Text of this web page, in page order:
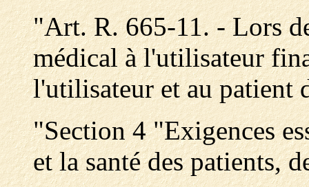
"Art. R. 665-11. - Lors
médical à l'utilisateur
l'utilisateur et au patient
"Section 4 "Exigences
et la santé des patients,